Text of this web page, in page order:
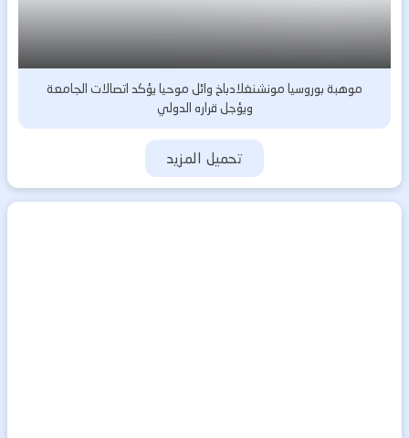
موهبة بوروسيا مونشنغلادباخ وائل موحيا يؤكد اتصالات الجامعة
ويؤجل قراره الدولي
تحميل المزيد